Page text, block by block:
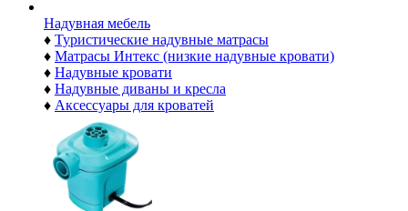
Надувная мебель
♦ Туристические надувные матрасы
♦ Матрасы Интекс (низкие надувные кровати)
♦ Надувные кровати
♦ Надувные диваны и кресла
♦ Аксессуары для кроватей